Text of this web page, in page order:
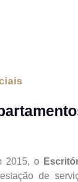
2015, o
de